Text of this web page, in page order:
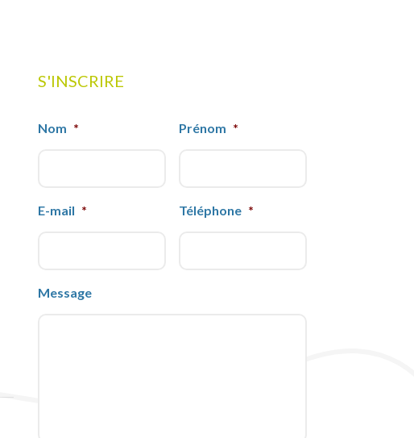
S'INSCRIRE
Nom * Prénom *
E-mail * Téléphone *
Message